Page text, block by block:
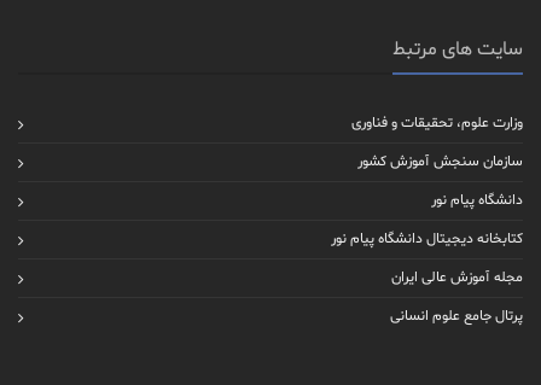
سایت های مرتبط
وزارت علوم، تحقیقات و فناوری
سازمان سنجش آموزش کشور
دانشگاه پیام نور
کتابخانه دیجیتال دانشگاه پیام نور
مجله آموزش عالی ایران
پرتال جامع علوم انسانی